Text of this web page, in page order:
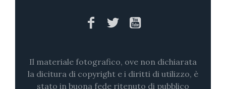
Il materiale fotografico, ove non dichiarata
la dicitura di copyright e i diritti di utilizzo, è
stato in buona fede ritenuto di pubblico